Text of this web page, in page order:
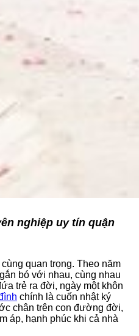
nghiệp uy tín quận
cùng quan trọng. Theo năm
bó với nhau, cùng nhau
trẻ ra đời, ngày một khôn
chính là cuốn nhật ký
chân trên con đường đời,
áp, hạnh phúc khi cả nhà